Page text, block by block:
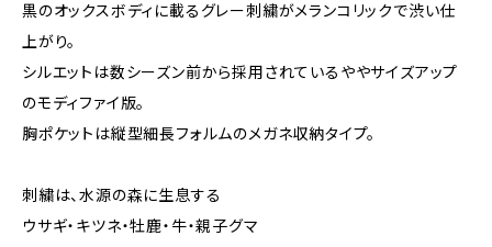
黒のオックスボディに載るグレー刺繍がメランコリックで渋い仕
上がり。
シルエットは数シーズン前から採用されているややサイズアップ
のモディファイ版。
胸ポケットは縦型細長フォルムのメガネ収納タイプ。
刺繍は、水源の森に生息する
ウサギ・キツネ・牡鹿・牛・親子グマ